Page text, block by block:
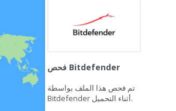
فحص Bitdefender
تم فحص هذا الملف بواسطة
Bitdefender أثناء التحميل.